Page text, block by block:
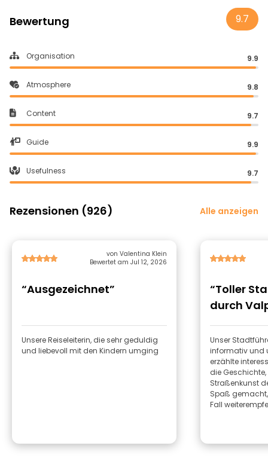
Bewertung 9.7
Organisation 9.9
Atmosphere 9.8
Content 9.7
Guide 9.9
Usefulness 9.7
Rezensionen (926) Alle anzeigen
von Valentina Klein
Bewertet am Jul 12, 2026
“Ausgezeichnet”
Unsere Reiseleiterin, die sehr geduldig
und liebevoll mit den Kindern umging
“Toller
durch
Unser
informativ und
erzählte
die
Straßenkunst
Spaß
Fall